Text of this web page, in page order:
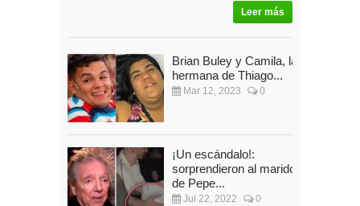
Leer más
Brian Buley y Camila, la
hermana de Thiago...
Mar 12, 2023 0
¡Un escándalo!:
sorprendieron al marido
de Pepe...
Jul 22, 2022 0